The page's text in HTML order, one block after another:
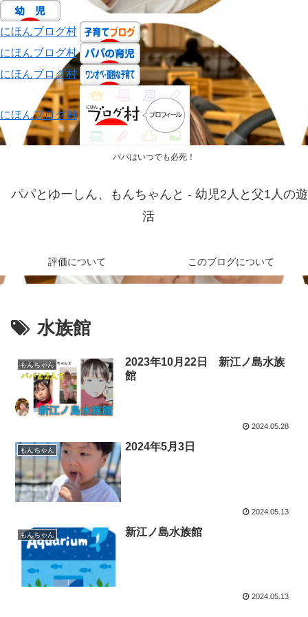
にほんブログ村
にほんブログ村
にほんブログ村
にほんブログ村
パパはいつでも必死！
パパとゆーしん、もんちゃんと - 幼児2人と父1人の遊
活
評価について このブログについて
水族館
もんちゃん
2023年10月22日 新江ノ島水族
館
2024.05.28
もんちゃん 2024年5月3日
2024.05.13
もんちゃん 新江ノ島水族館
2024.05.13